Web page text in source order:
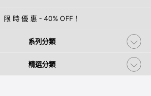
限 時 優 惠 - 40% OFF！
系列分類
精選分類